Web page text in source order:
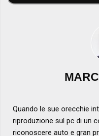
Quando le sue orecchie
riproduzione sul pc di un
riconoscere auto e gran